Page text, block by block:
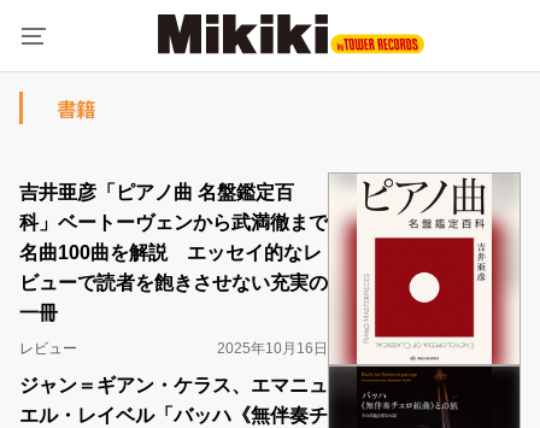
書籍
吉井亜彦「ピアノ曲 名盤鑑定百
科」ベートーヴェンから武満徹まで
名曲100曲を解説 エッセイ的なレ
ビューで読者を飽きさせない充実の
一冊
レビュー 2025年10月16日
ジャン＝ギアン・ケラス、エマニュ
エル・レイベル「バッハ《無伴奏チ